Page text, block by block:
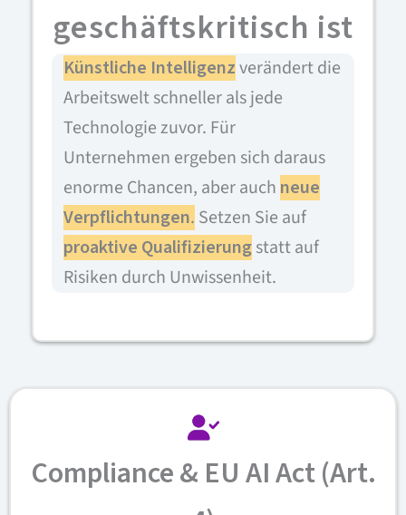
geschäftskritisch ist
Künstliche Intelligenzverändert die
Arbeitswelt schneller als jede
Technologie zuvor. Für
Unternehmen ergeben sich daraus
enorme Chancen, aber auch neue
Verpflichtungen. Setzen Sie auf
proaktive Qualifizierungstatt auf
Risiken durch Unwissenheit.
Compliance & EU AI Act (Art.